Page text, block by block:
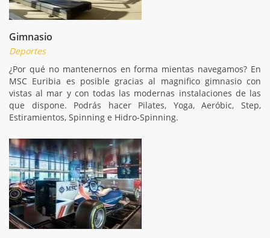
Gimnasio
Deportes
¿Por qué no mantenernos en forma mientas navegamos? En
MSC Euribia es posible gracias al magnifico gimnasio con
vistas al mar y con todas las modernas instalaciones de las
que dispone. Podrás hacer Pilates, Yoga, Aeróbic, Step,
Estiramientos, Spinning e Hidro-Spinning.